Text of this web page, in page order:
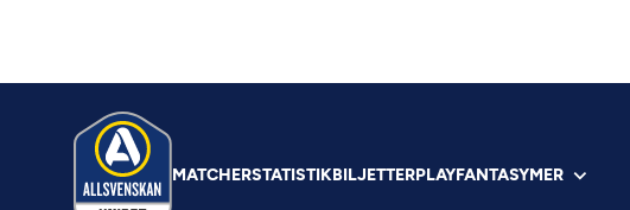
MATCHERSTATISTIKBILJETTERPLAYFANTASYMER